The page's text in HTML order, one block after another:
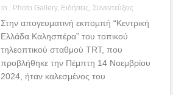
in : Photo Gallery, Ειδήσεις Συνεντεύξεις
Στην απογευματινή εκπομπή “Κεντρική
Ελλάδα Καλησπέρα” του τοπικού
τηλεοπτικού σταθμού TRT, που
προβλήθηκε την Πέμπτη 14 Νοεμβρίου
2024, ήταν καλεσμένος του